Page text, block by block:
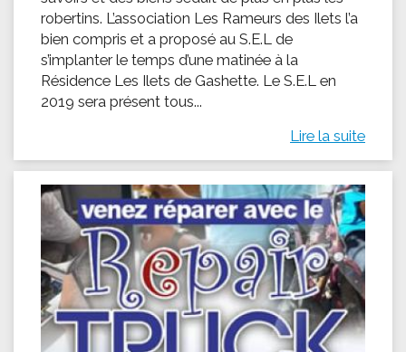
robertins. L’association Les Rameurs des Ilets l’a
bien compris et a proposé au S.E.L de
s’implanter le temps d’une matinée à la
Résidence Les Ilets de Gashette. Le S.E.L en
2019 sera présent tous...
Lire la suite